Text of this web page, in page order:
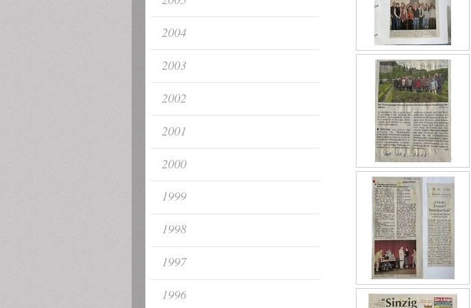
2004
2003
2002
2001
2000
1999
1998
1997
1996